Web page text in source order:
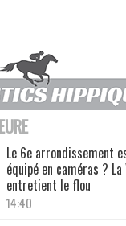
Le 6e arrondissement
équipé en caméras ? La
entretient le flou
14:40